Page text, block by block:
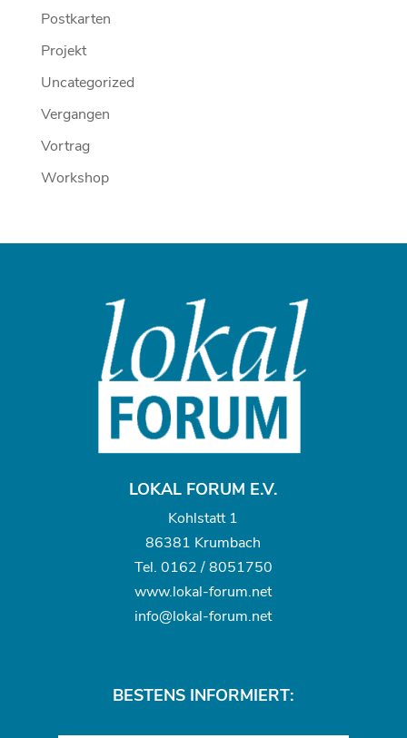
Postkarten
Projekt
Uncategorized
Vergangen
Vortrag
Workshop
LOKAL FORUM E.V.
Kohlstatt 1
86381 Krumbach
Tel. 0162 / 8051750
www.lokal-forum.net
info@lokal-forum.net
BESTENS INFORMIERT: